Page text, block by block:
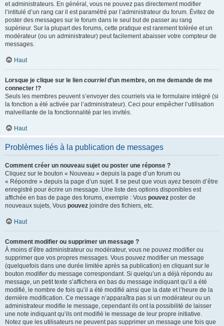
et administrateurs. En général, vous ne pouvez pas directement modifier
l’intitulé d’un rang car il est paramétré par l’administrateur du forum. Évitez de
poster des messages sur le forum dans le seul but de passer au rang
supérieur. Sur la plupart des forums, cette pratique est rarement tolérée et un
modérateur (ou un administrateur) peut facilement abaisser votre compteur de
messages.
Haut
Lorsque je clique sur le lien courrield’un membre, on me demande de me
connecter !?
Seuls les membres peuvent s’envoyer des courriels via le formulaire intégré (si
la fonction a été activée par l’administrateur). Ceci pour empêcher l’utilisation
malveillante de la fonctionnalité par les invités.
Haut
Problèmes liés à la publication de messages
Comment créer un nouveau sujet ou poster une réponse ?
Cliquez sur le bouton « Nouveau » depuis la page d’un forum ou
« Répondre » depuis la page d’un sujet. Il se peut que vous ayez besoin d’être
enregistré pour écrire un message. Une liste des options disponibles est
affichée en bas de page des forums, exemple : Vous pouvez poster de
nouveaux sujets, Vous pouvez joindre des fichiers, etc.
Haut
Comment modifier ou supprimer un message ?
À moins d’être administrateur ou modérateur, vous ne pouvez modifier ou
supprimer que vos propres messages. Vous pouvez modifier un message
(quelquefois dans une durée limitée après sa publication) en cliquant sur le
bouton modifierdu message correspondant. Si quelqu’un a déjà répondu au
message, un petit texte s’affichera en bas du message indiquant qu’il a été
modifié, le nombre de fois qu’il a été modifié ainsi que la date et l’heure de la
dernière modification. Ce message n’apparaîtra pas si un modérateur ou un
administrateur modifie le message, cependant ils ont la possibilité de laisser
une note indiquant qu’ils ont modifié le message de leur propre initiative.
Notez que les utilisateurs ne peuvent pas supprimer un message une fois que